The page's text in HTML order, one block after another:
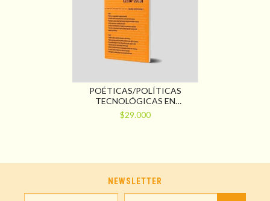
POÉTICAS/POLÍTICAS
TECNOLÓGICAS EN
ARGENTINA (1910-2010)
$29.000
NEWSLETTER